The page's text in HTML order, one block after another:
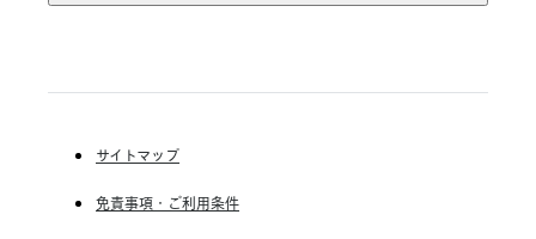
ー
RGF Staffing France SAS
RGF Staffing Germany GmbH
サイトマップ
免責事項・ご利用条件